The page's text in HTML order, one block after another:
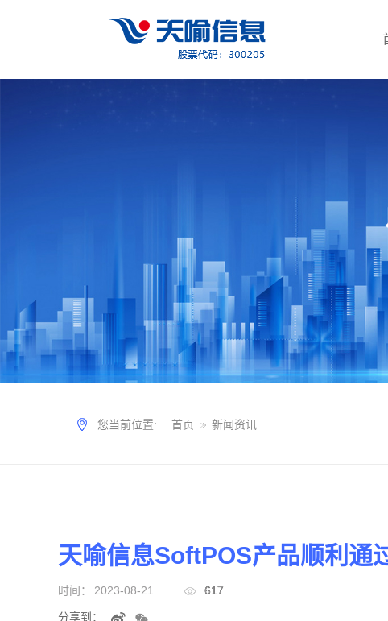
您当前位置: 首页 新闻资讯
天喻信息SoftPOS产品顺利通
时间： 2023-08-21 617
分享到：